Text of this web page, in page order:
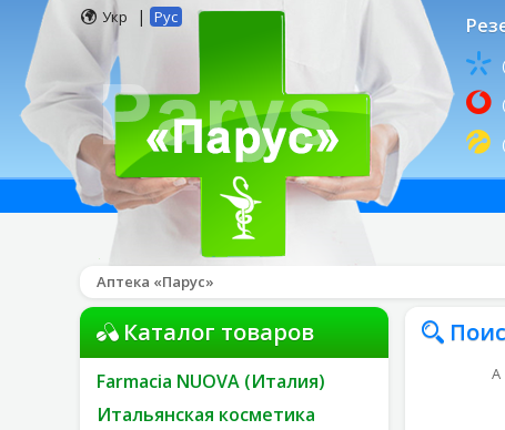
Укр | Рус
Аптека «Парус»
Каталог товаров
Farmacia NUOVA (Италия)
Итальянская косметика
А